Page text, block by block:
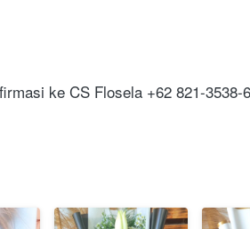
ke CS Flosela +62 821-3538-